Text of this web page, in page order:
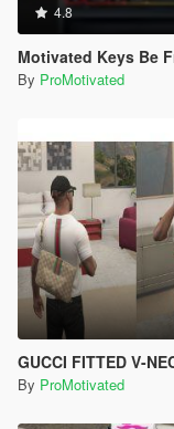
4.8
Motivated Keys Be
By ProMotivated
GUCCI FITTED V-
By ProMotivated